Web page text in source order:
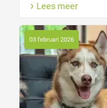
wassen goed is voor
Lees meer
03 februari 2026